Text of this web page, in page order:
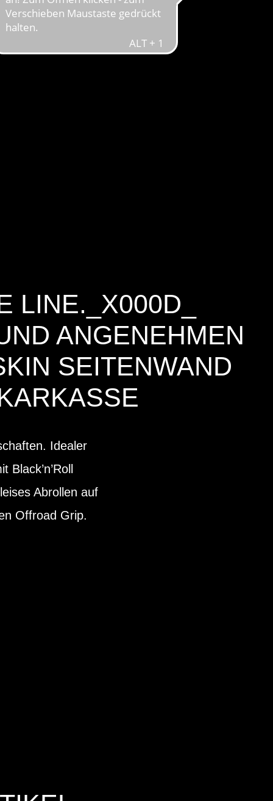
LINE._X000D_
ANGENEHMEN
SEITENWAND
Idealer
Abrollen auf
Offroad Grip.